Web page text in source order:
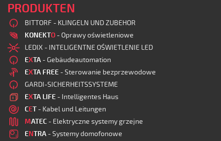
PRODUKTEN
BITTORF - KLINGELN UND ZUBEHOR
KONEKTO - Oprawy oświetleniowe
LEDIX - INTELIGENTNE OŚWIETLENIE LED
EXTA - Gebäudeautomation
EXTA FREE - Sterowanie bezprzewodowe
GARDI-SICHERHEITSSYSTEME
EXTA LIFE - Intelligentes Haus
CET - Kabel und Leitungen
MATEC - Elektryczne systemy grzejne
ENTRA - Systemy domofonowe